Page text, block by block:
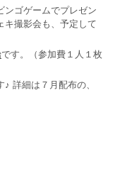
ンゴゲームでプレゼン
キ撮影会も、予定して
です。（参加費１人１枚
詳細は７月配布の、